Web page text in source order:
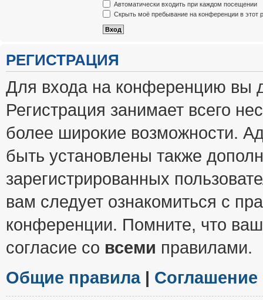
Автоматически входить при каждом посещении
Скрыть моё пребывание на конференции в этот
РЕГИСТРАЦИЯ
Для входа на конференцию вы
Регистрация занимает всего
более широкие возможности.
быть установлены также
зарегистрированных
вам следует ознакомиться с
конференции. Помните, что
согласие со всеми правилами.
Общие правила|